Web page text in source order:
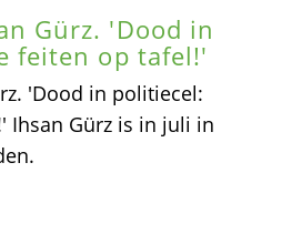
Gürz. 'Dood in
feiten op tafel!'
'Dood in politiecel:
Ihsan Gürz is in juli in